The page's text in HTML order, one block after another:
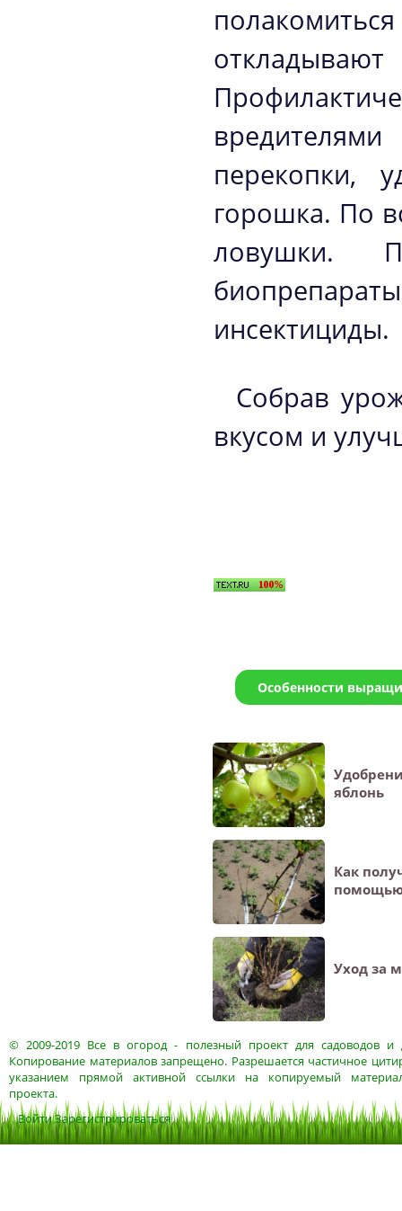
перекопки,
горошка. По
ловушки.
инсектициды.
Собрав
вкусом и
Особенности
яблонь
Как
Уход за
© 2009-2019 Все в огород- полезный проект для садоводов и
Копирование материалов запрещено. Разрешается частичное
указанием прямой активной ссылки на копируемый
проекта.
ВойтиЗарегистрироваться